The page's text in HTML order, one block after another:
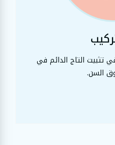
تثبيت التاج الدائم في
السن.